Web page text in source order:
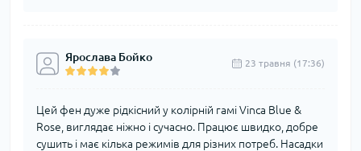
Ярослава Бойко 23 травня (17:36)
Цей фен дуже рідкісний у колірній гамі Vinca Blue &
Rose, виглядає ніжно і сучасно. Працює швидко, добре
сушить і має кілька режимів для різних потреб. Насадки